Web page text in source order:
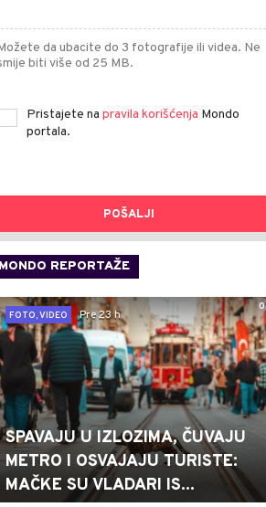
da ubacite do 3 fotografije ili videa. Ne
biti više od 25 MB.
Pristajete na pravila korišćenja Mondo
portala.
POŠALJI
MONDO REPORTAŽE
0
FOTO, VIDEO
Pre 23 h
SPAVAJU U IZLOZIMA, ČUVAJU
METRO I OSVAJAJU TURISTE:
MAČKE SU VLADARI IS...